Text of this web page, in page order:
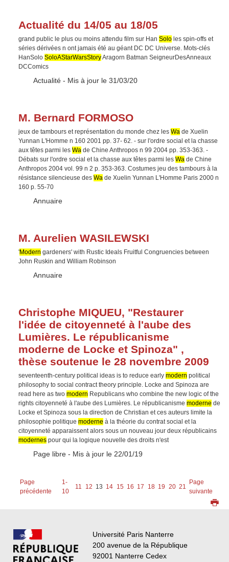
Actualité du 14/05 au 18/05
grand public le plus ou moins attendu film sur Han Solo les spin-offs et
séries dérivées n ont jamais été au géant DC DC Universe. Mots-clés
HanSolo SoloAStarWarsStoryAragorn Batman SeigneurDesAnneaux
DCComics
Type :
Actualité - Mis à jour le 31/03/20
M. Bernard FORMOSO
jeux de tambours et représentation du monde chez les Wa de Xuelin
Yunnan L'Homme n 160 2001 pp. 37- 62. - sur l'ordre social et la chasse
aux têtes parmi les Wa de Chine Anthropos n 99 2004 pp. 353-363. -
Débats sur l'ordre social et la chasse aux têtes parmi les Wa de Chine
Anthropos 2004 vol. 99 n 2 p. 353-363. Costumes jeu des tambours à la
résistance silencieuse des Wa de Xuelin Yunnan L'Homme Paris 2000 n
160 p. 55-70
Type :
Annuaire
M. Aurelien WASILEWSKI
'Modern gardeners' with Rustic Ideals Fruitful Congruencies between
John Ruskin and William Robinson
Type :
Annuaire
Christophe MIQUEU, "Restaurer
l'idée de citoyenneté à l'aube des
Lumières. Le républicanisme
moderne de Locke et Spinoza" ,
thèse soutenue le 28 novembre 2009
seventeenth-century political ideas is to reduce early modern political
philosophy to social contract theory principle. Locke and Spinoza are
read here as two modern Republicans who combine the new logic of the
rights citoyenneté à l'aube des Lumières. Le républicanisme moderne de
Locke et Spinoza sous la direction de Christian et ces auteurs limite la
philosophie politique moderne à la théorie du contrat social et la
citoyenneté apparaissent alors sous un nouveau jour deux républicains
modernes pour qui la logique nouvelle des droits n'est
Type :
Page libre - Mis à jour le 22/01/19
Page
précédente
1-
10
11 12 13 14 15 16 17 18 19 20 21
Page
suivante
Université Paris Nanterre
200 avenue de la République
92001 Nanterre Cedex